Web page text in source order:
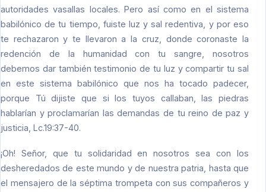
autoridades vasallas locales. Pero así como en el sistema
babilónico de tu tiempo, fuiste luz y sal redentiva, y por eso
te rechazaron y te llevaron a la cruz, donde coronaste la
redención de la humanidad con tu sangre, nosotros
debemos dar también testimonio de tu luz y compartir tu sal
en este sistema babilónico que nos ha tocado padecer,
porque Tú dijiste que si los tuyos callaban, las piedras
hablarían y proclamarían las demandas de tu reino de paz y
justicia, Lc.19:37-40.
¡Oh! Señor, que tu solidaridad en nosotros sea con los
desheredados de este mundo y de nuestra patria, hasta que
el mensajero de la séptima trompeta con sus compañeros y